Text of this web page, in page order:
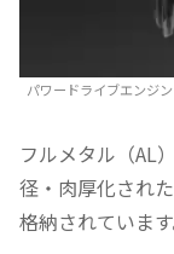
パワードライブエンジン
フルメタル（AL
径・肉厚化され
格納されています